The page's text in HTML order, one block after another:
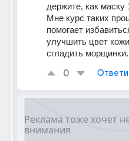
держите, как маску
Мне курс таких
помогает
улучшить цвет
сгладить морщинки.
0